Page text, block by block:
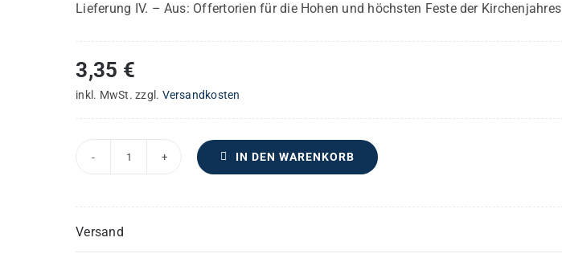
Lieferung IV. – Aus: Offertorien für die Hohen und höchsten Feste der Kirchenjahres
3,35 €
inkl. MwSt. zzgl. Versandkosten
IN DEN WARENKORB
Versand